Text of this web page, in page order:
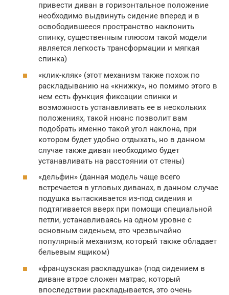
привести диван в горизонтальное положение
необходимо выдвинуть сидение вперед и в
освободившееся пространство наклонить
спинку, существенным плюсом такой модели
является легкость трансформации и мягкая
спинка)
«клик-кляк» (этот механизм также похож по
раскладыванию на «книжку», но помимо этого в
нем есть функция фиксации спинки и
возможность устанавливать ее в нескольких
положениях, такой нюанс позволит вам
подобрать именно такой угол наклона, при
котором будет удобно отдыхать, но в данном
случае также диван необходимо будет
устанавливать на расстоянии от стены)
«дельфин» (данная модель чаще всего
встречается в угловых диванах, в данном случае
подушка вытаскивается из-под сидения и
подтягивается вверх при помощи специальной
петли, устанавливаясь на одном уровне с
основным сиденьем, это чрезвычайно
популярный механизм, который также обладает
бельевым ящиком)
«французская раскладушка» (под сидением в
диване втрое сложен матрас, который
впоследствии раскладывается, это очень